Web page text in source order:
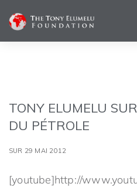
TONY ELUMELU
DU PÉTROLE
SUR 29 MAI 2012
[youtube]http://